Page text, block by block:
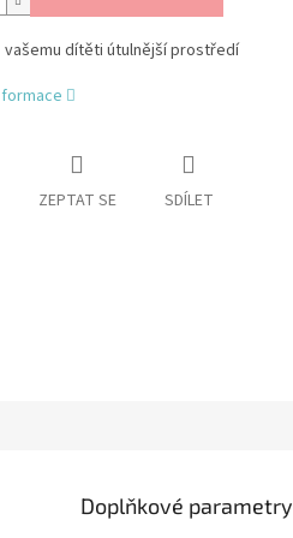
dítěti útulnější prostředí
ZEPTAT SE SDÍLET
Doplňkové parametry